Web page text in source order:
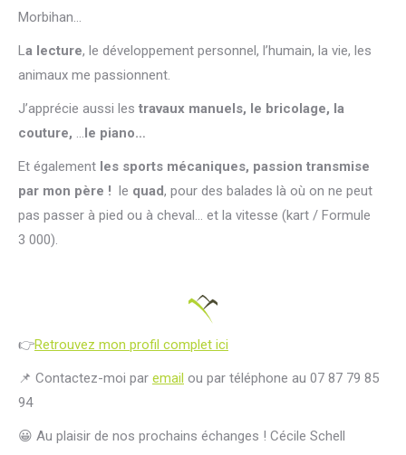
Morbihan…
La lecture, le développement personnel, l’humain, la vie, les
animaux me passionnent.
J’apprécie aussi les travaux manuels, le bricolage, la
couture, …le piano…
Et également les sports mécaniques, passion transmise
par mon père ! le quad, pour des balades là où on ne peut
pas passer à pied ou à cheval… et la vitesse (kart / Formule
3 000).
👉Retrouvez mon profil complet ici
📌 Contactez-moi par email ou par téléphone au 07 87 79 85
94
😀 Au plaisir de nos prochains échanges ! Cécile Schell